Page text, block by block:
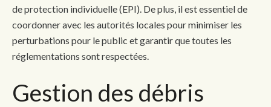
de protection individuelle (EPI). De plus, il est essentiel de
coordonner avec les autorités locales pour minimiser les
perturbations pour le public et garantir que toutes les
réglementations sont respectées.
Gestion des débris